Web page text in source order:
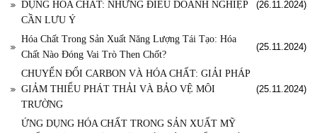
DỤNG HÓA CHẤT: NHỮNG ĐIỀU DOANH NGHIỆP
CẦN LƯU Ý
(26.11.2024)
Hóa Chất Trong Sản Xuất Năng Lượng Tái Tạo: Hóa
Chất Nào Đóng Vai Trò Then Chốt?
(25.11.2024)
CHUYỂN ĐỔI CARBON VÀ HÓA CHẤT: GIẢI PHÁP
GIẢM THIỂU PHÁT THẢI VÀ BẢO VỆ MÔI
TRƯỜNG
(25.11.2024)
ỨNG DỤNG HÓA CHẤT TRONG SẢN XUẤT MỸ